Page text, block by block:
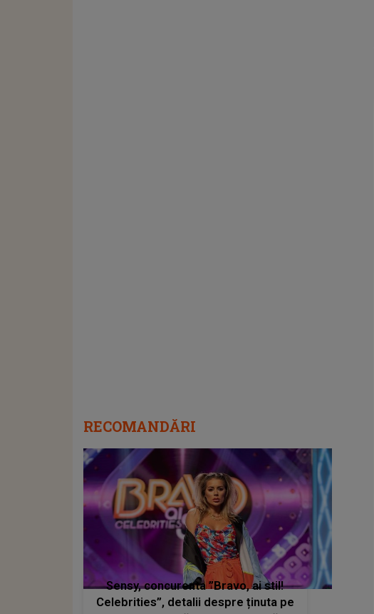
RECOMANDĂRI
Sensy, concurenta ”Bravo, ai stil!
Celebrities”, detalii despre ținuta pe